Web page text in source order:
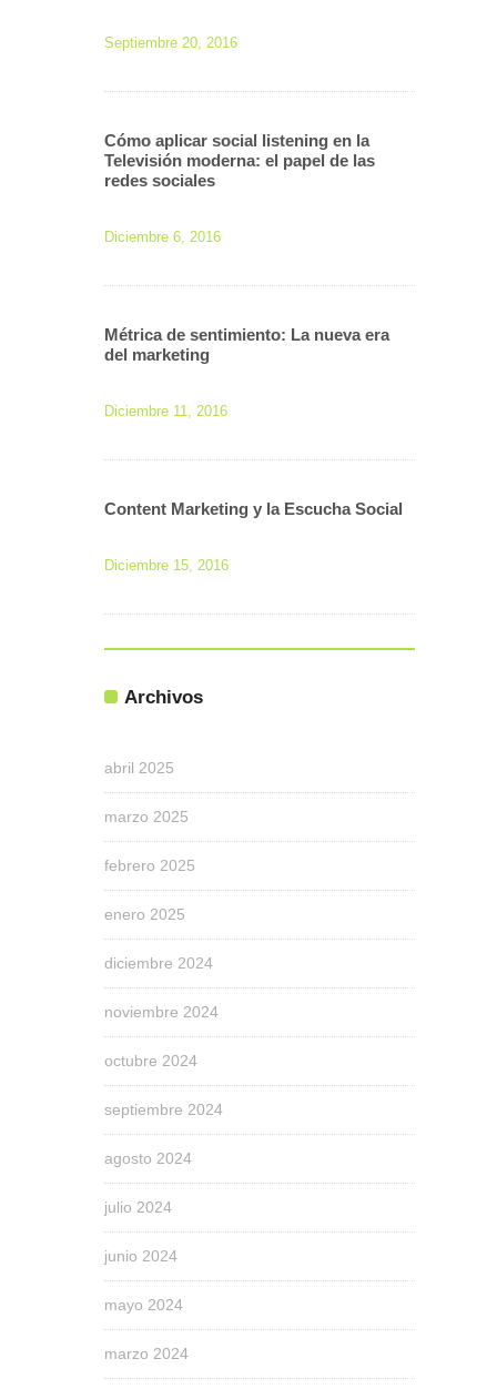
Septiembre 20, 2016
Cómo aplicar social listening en la
Televisión moderna: el papel de las
redes sociales
Diciembre 6, 2016
Métrica de sentimiento: La nueva era
del marketing
Diciembre 11, 2016
Content Marketing y la Escucha Social
Diciembre 15, 2016
Archivos
abril 2025
marzo 2025
febrero 2025
enero 2025
diciembre 2024
noviembre 2024
octubre 2024
septiembre 2024
agosto 2024
julio 2024
junio 2024
mayo 2024
marzo 2024